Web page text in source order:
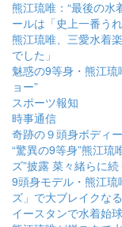
熊江琉唯：“最後の
ールは「史上一番う
熊江琉唯、三愛水着
でした」
魅惑の9等身・熊江
ョー”
スポーツ報知
時事通信
奇跡の９頭身ボディ
“驚異の9等身”熊江琉
ズ”披露 菜々緒らに
9頭身モデル・熊江
ズ」で大ブレイクな
イースタンで水着始